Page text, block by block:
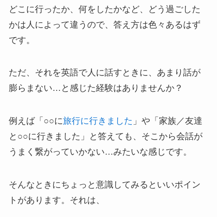
どこに行ったか、何をしたかなど、どう過ごした
かは人によって違うので、答え方は色々あるはず
です。
ただ、それを英語で人に話すときに、あまり話が
膨らまない…と感じた経験はありませんか？
例えば「○○に旅行に行きました 」や「家族／友達
と○○に行きました」と答えても、そこから会話が
うまく繋がっていかない…みたいな感じです。
そんなときにちょっと意識してみるといいポイン
トがあります。それは、